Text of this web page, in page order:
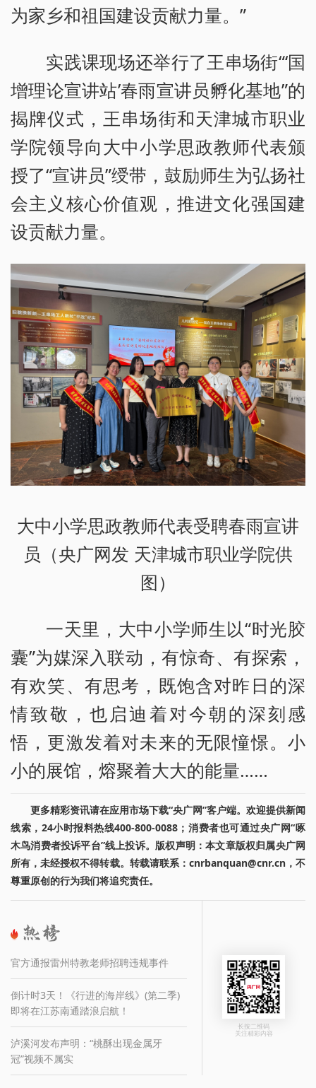
为家乡和祖国建设贡献力量。”
实践课现场还举行了王串场街“‘国
增理论宣讲站’春雨宣讲员孵化基地”的
揭牌仪式，王串场街和天津城市职业
学院领导向大中小学思政教师代表颁
授了“宣讲员”绶带，鼓励师生为弘扬社
会主义核心价值观，推进文化强国建
设贡献力量。
大中小学思政教师代表受聘春雨宣讲
员（央广网发 天津城市职业学院供
图）
一天里，大中小学师生以“时光胶
囊”为媒深入联动，有惊奇、有探索，
有欢笑、有思考，既饱含对昨日的深
情致敬，也启迪着对今朝的深刻感
悟，更激发着对未来的无限憧憬。小
小的展馆，熔聚着大大的能量……
更多精彩资讯请在应用市场下载“央广网”客户端。欢迎提供新闻
线索，24小时报料热线400-800-0088；消费者也可通过央广网“啄
木鸟消费者投诉平台”线上投诉。版权声明：本文章版权归属央广网
所有，未经授权不得转载。转载请联系：cnrbanquan@cnr.cn，不
尊重原创的行为我们将追究责任。
官方通报雷州特教老师招聘违规事件
倒计时3天！《行进的海岸线》(第二季)
即将在江苏南通踏浪启航！
泸溪河发布声明：“桃酥出现金属牙
冠”视频不属实
长按二维码
关注精彩内容